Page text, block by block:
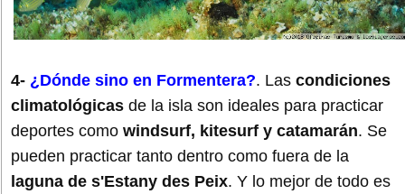
4- ¿Dónde sino en Formentera?. Las condiciones
climatológicas de la isla son ideales para practicar
deportes como windsurf, kitesurf y catamarán. Se
pueden practicar tanto dentro como fuera de la
laguna de s'Estany des Peix. Y lo mejor de todo es